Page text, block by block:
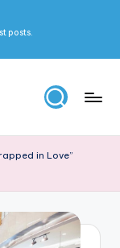
posts.
in Love”